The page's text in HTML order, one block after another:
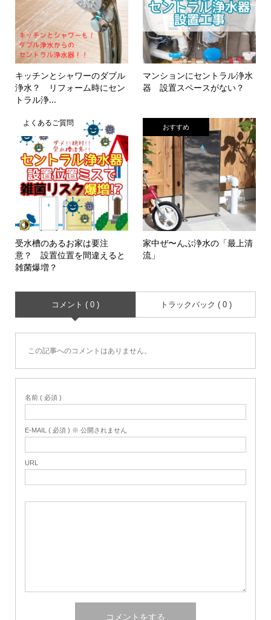
キッチンとシャワーのダブル
浄水？ リフォーム時にセン
トラル浄...
マンションにセントラル浄水
器 設置スペースがない？
よくあるご質問
受水槽のあるお家は要注
意？ 設置位置を間違えると
雑菌爆増？
おすすめ
家中ぜ〜んぶ浄水の「最上清
流」
コメント ( 0 ) トラックバック ( 0 )
この記事へのコメントはありません。
名前 ( 必須 )
E-MAIL ( 必須 ) ※ 公開されません
URL